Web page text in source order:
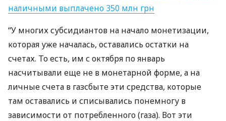
наличными выплачено 350 млн грн
“У многих субсидиантов на начало монетизации,
которая уже началась, оставались остатки на
счетах. То есть, им с октября по январь
насчитывали еще не в монетарной форме, а на
личные счета в газсбыте эти средства, которые
там оставались и списывались понемногу в
зависимости от потребленного (газа). Вот эти